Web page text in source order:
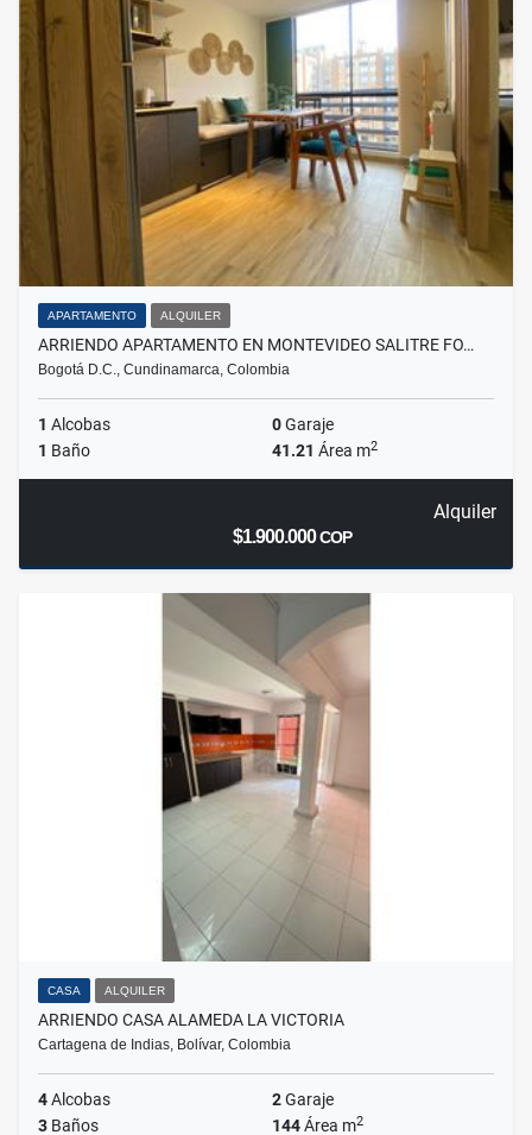
APARTAMENTO ALQUILER
ARRIENDO APARTAMENTO EN MONTEVIDEO SALITRE FO…
Bogotá D.C., Cundinamarca, Colombia
1 Alcobas 0Garaje
1 Baño 41.21 Área m2
Alquiler
$1.900.000COP
CASA ALQUILER
ARRIENDO CASA ALAMEDA LA VICTORIA
Cartagena de Indias, Bolívar, Colombia
4Alcobas 2Garaje
3 Baños 144Área m2